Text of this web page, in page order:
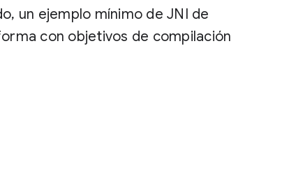
un ejemplo mínimo de JNI de
con objetivos de compilación